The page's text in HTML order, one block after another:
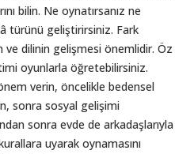
bilin. Ne oynatırsanız ne
türünü geliştirirsiniz. Fark
ve dilinin gelişmesi önemlidir. Öz
oyunlarla öğretebilirsiniz.
verin, öncelikle bedensel
sonra sosyal gelişimi
sonra evde de arkadaşlarıyla
uyarak oynamasını